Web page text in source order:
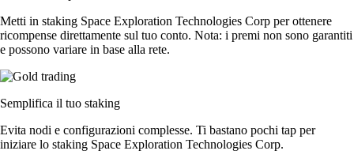
Metti in staking Space Exploration Technologies Corp per ottenere
ricompense direttamente sul tuo conto. Nota: i premi non sono garantiti
e possono variare in base alla rete.
Semplifica il tuo staking
Evita nodi e configurazioni complesse. Ti bastano pochi tap per
iniziare lo staking Space Exploration Technologies Corp.